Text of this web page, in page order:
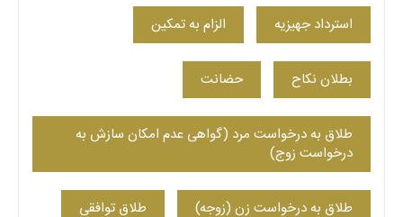
استرداد جهیزیه الزام به تمکین
بطلان نکاح حضانت
طلاق به درخواست مرد (گواهی عدم امکان سازش به
درخواست زوج)
طلاق به درخواست زن (زوجه) طلاق توافقی